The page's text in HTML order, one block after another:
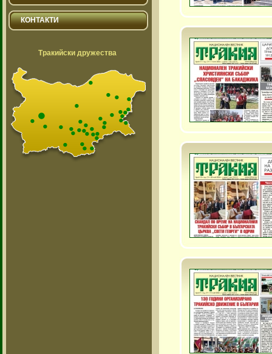
КОНТАКТИ
Тракийски дружества